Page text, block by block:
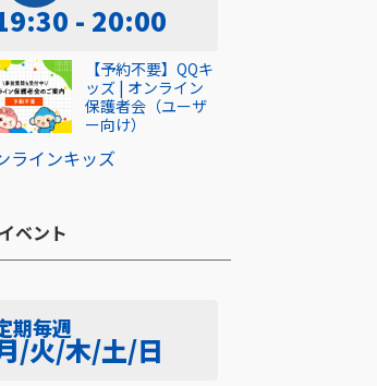
- 20:00
ラインキッズ
【予約不要】QQキ
ッズ | オンライン
保護者会（ユーザ
ー向け）
ベント​
期毎週
/火/木/土/日